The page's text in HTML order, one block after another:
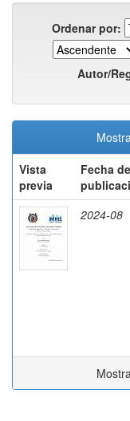
Ordenar por:
Autor/
Vista
previa
Fecha de
2024-08